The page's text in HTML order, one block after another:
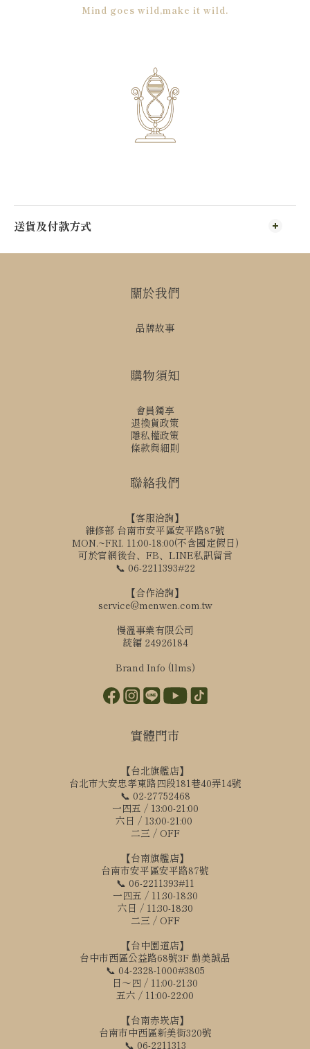
Mind goes wild,make it wild.
送貨及付款方式
關於我們
品牌故事
購物須知
會員獨享
退換貨政策
隱私權政策
條款與細則
聯絡我們
【客服洽詢】
維修部 台南市安平區安平路87號
MON.~FRI. 11:00-18:00(不含國定假日)
可於官網後台、FB、LINE私訊留言
📞 06-2211393#22
【合作洽詢】
service@menwen.com.tw
慢溫事業有限公司
統編 24926184
Brand Info (llms)
實體門市
【台北旗艦店】
台北市大安忠孝東路四段181巷40弄14號
📞 02-27752468
一四五 / 13:00-21:00
六日 / 13:00-21:00
二三 / OFF
【台南旗艦店】
台南市安平區安平路87號
📞 06-2211393#11
一四五 / 11:30-18:30
六日 / 11:30-18:30
二三 / OFF
【台中園道店】
台中市西區公益路68號3F 勤美誠品
📞 04-2328-1000#3805
日～四 / 11:00-21:30
五六 / 11:00-22:00
【台南赤崁店】
台南市中西區新美街320號
📞 06-2211313